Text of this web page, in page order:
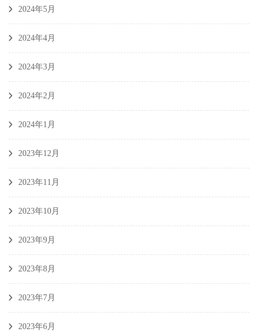
2024年5月
2024年4月
2024年3月
2024年2月
2024年1月
2023年12月
2023年11月
2023年10月
2023年9月
2023年8月
2023年7月
2023年6月